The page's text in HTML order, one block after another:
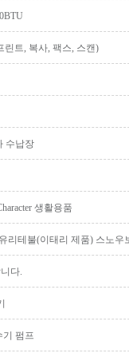
린트, 복사, 팩스, 스캔)
수납장
생활용품
리테불(이태리 제품) 스노우
다.
기 펌프